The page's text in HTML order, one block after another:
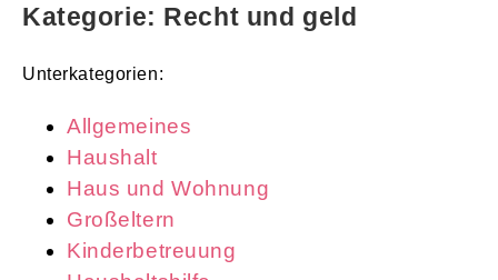
Kategorie: Recht und geld
Unterkategorien:
Allgemeines
Haushalt
Haus und Wohnung
Großeltern
Kinderbetreuung